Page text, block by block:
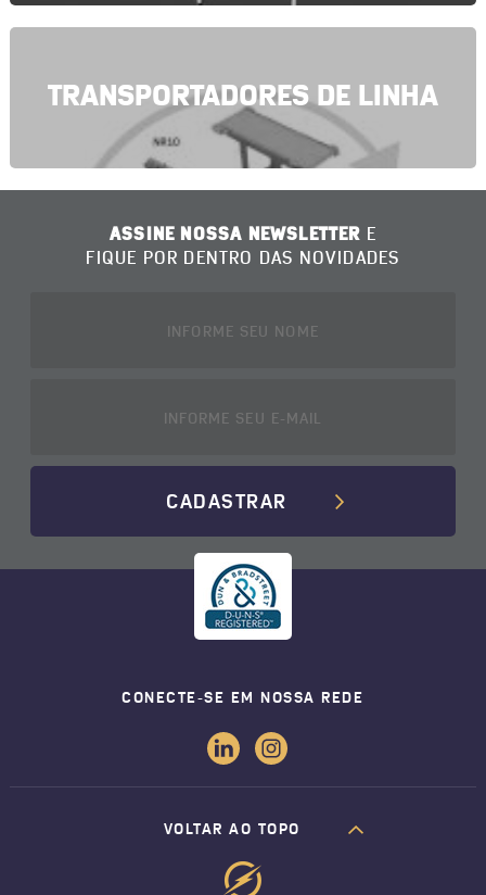
TRANSPORTADORES DE LINHA
ASSINE NOSSA NEWSLETTER E
FIQUE POR DENTRO DAS NOVIDADES
CADASTRAR
CONECTE-SE EM NOSSA REDE
VOLTAR AO TOPO